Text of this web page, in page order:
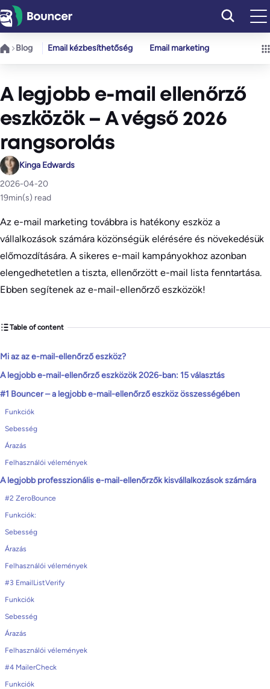
Ugrás
a
tartalomhoz
Blog Email kézbesíthetőség Email marketing
A legjobb e-mail ellenőrző
eszközök – A végső 2026
rangsorolás
Kinga Edwards
2026-04-20
19min(s) read
Az e-mail marketing továbbra is hatékony eszköz a
vállalkozások számára közönségük elérésére és növekedésük
előmozdítására. A sikeres e-mail kampányokhoz azonban
elengedhetetlen a tiszta, ellenőrzött e-mail lista fenntartása.
Ebben segítenek az e-mail-ellenőrző eszközök!
Table of content
Mi az az e-mail-ellenőrző eszköz?
A legjobb e-mail-ellenőrző eszközök 2026-ban: 15 választás
#1 Bouncer – a legjobb e-mail-ellenőrző eszköz összességében
Funkciók
Sebesség
Árazás
Felhasználói vélemények
A legjobb professzionális e-mail-ellenőrzők kisvállalkozások számára
#2 ZeroBounce
Funkciók:
Sebesség
Árazás
Felhasználói vélemények
#3 EmailListVerify
Funkciók
Sebesség
Árazás
Felhasználói vélemények
#4 MailerCheck
Funkciók